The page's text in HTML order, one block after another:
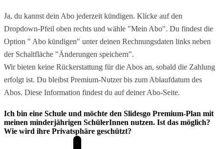
Ja, du kannst dein Abo jederzeit kündigen. Klicke auf den
Dropdown-Pfeil oben rechts und wähle "Mein Abo". Du findest die
Option " Abo kündigen" unter deinen Rechnungsdaten links neben
der Schaltfläche "Änderungen speichern".
Wir bieten keine Rückerstattung für die Abos an, sobald die Zahlung
erfolgt ist. Du bleibst Premium-Nutzer bis zum Ablaufdatum des
Abos. Diese Information findest du auf deiner Abo-Seite.
Ich bin eine Schule und möchte den Slidesgo Premium-Plan mit
meinen minderjährigen SchülerInnen nutzen. Ist das möglich?
Wie wird ihre Privatsphäre geschützt?